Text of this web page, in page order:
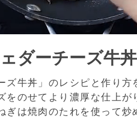
ダーチーズ牛丼
ズ牛丼」のレシピと作り
をのせてより濃厚な仕上が
ぎは焼肉のたれを使って炒